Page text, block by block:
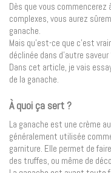
Dès que vous
complexes, vous aurez
ganache.
Mais qu’est-ce que c’est
déclinée dans d’autre saveur
Dans cet article, je vais
de la ganache.
À quoi ça sert ?
La ganache est une crème
généralement utilisée
garniture. Elle permet de
des truffes, ou même de